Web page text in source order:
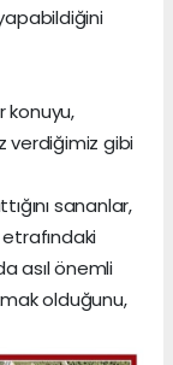
konuyu,
verdiğimiz gibi
sananlar,
asıl önemli
olduğunu,